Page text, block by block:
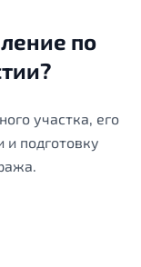
по
участка, его
и подготовку